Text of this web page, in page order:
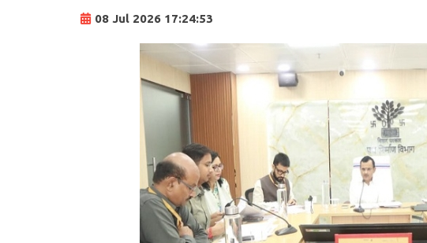
08 Jul 2026 17:24:53